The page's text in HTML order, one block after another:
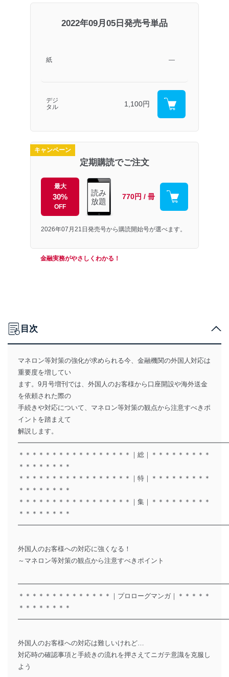
2022年09月05日発売号単品
紙 ―
デジ
タル
1,100円
キャンペーン
定期購読でご注文
最大
30%
OFF
読み
放題
770円 / 冊
2026年07月21日発売号から購読開始号が選べます。
金融実務がやさしくわかる！
目次
マネロン等対策の強化が求められる今、金融機関の外国人対応は
重要度を増してい
ます。9月号増刊では、外国人のお客様から口座開設や海外送金
を依頼された際の
手続きや対応について、マネロン等対策の観点から注意すべきポ
イントを踏まえて
解説します。
＊＊＊＊＊＊＊＊＊＊＊＊＊＊＊＊＊｜総｜＊＊＊＊＊＊＊＊＊
＊＊＊＊＊＊＊＊
＊＊＊＊＊＊＊＊＊＊＊＊＊＊＊＊＊｜特｜＊＊＊＊＊＊＊＊＊
＊＊＊＊＊＊＊＊
＊＊＊＊＊＊＊＊＊＊＊＊＊＊＊＊＊｜集｜＊＊＊＊＊＊＊＊＊
＊＊＊＊＊＊＊＊
外国人のお客様への対応に強くなる！
～マネロン等対策の観点から注意すべきポイント
＊＊＊＊＊＊＊＊＊＊＊＊＊＊｜プロローグマンガ｜＊＊＊＊＊
＊＊＊＊＊＊＊＊
外国人のお客様への対応は難しいけれど…
対応時の確認事項と手続きの流れを押さえてニガテ意識を克服し
よう